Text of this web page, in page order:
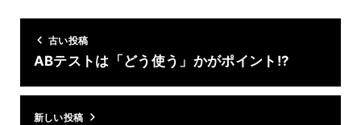
古い投稿
ABテストは「どう使う」かがポイント!?
新しい投稿